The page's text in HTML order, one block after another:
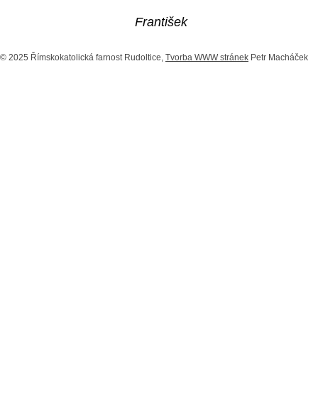
František
© 2025 Římskokatolická farnost Rudoltice, Tvorba WWW stránek Petr Macháček